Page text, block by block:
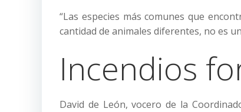
“Las especies más comunes que
cantidad de animales diferentes, no es
Incendios
David de León, vocero de la